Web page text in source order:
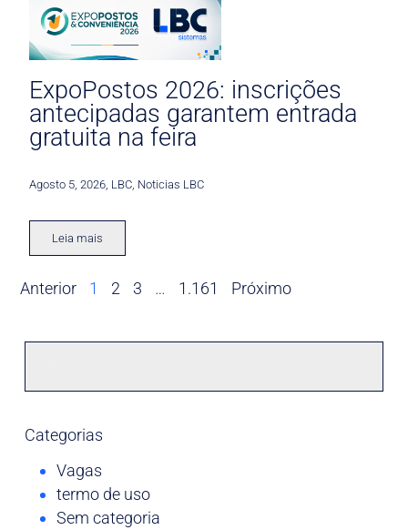
ExpoPostos 2026: inscrições
antecipadas garantem entrada
gratuita na feira
Agosto 5, 2026 LBC Noticias LBC
Leia mais
Anterior 1 2 3 … 1.161 Próximo
Categorias
Vagas
termo de uso
Sem categoria